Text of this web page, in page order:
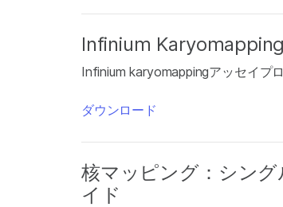
Infinium
Infinium karyomappingアッセイプ
ダウンロード
核マッピング：シン
イド